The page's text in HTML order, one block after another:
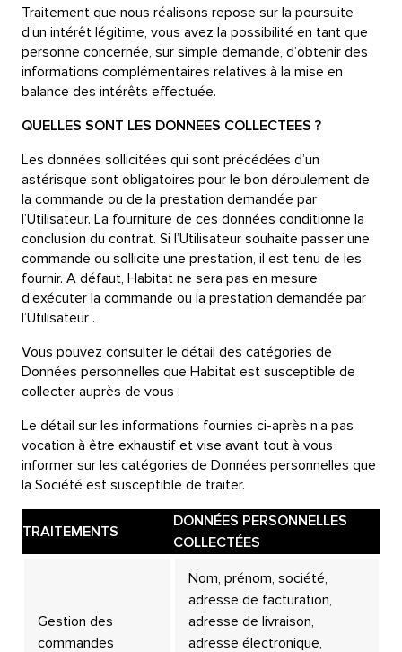
Traitement que nous réalisons repose sur la poursuite
d’un intérêt légitime, vous avez la possibilité en tant que
personne concernée, sur simple demande, d’obtenir des
informations complémentaires relatives à la mise en
balance des intérêts effectuée.
QUELLES SONT LES DONNEES COLLECTEES ?
Les données sollicitées qui sont précédées d’un
astérisque sont obligatoires pour le bon déroulement de
la commande ou de la prestation demandée par
l’Utilisateur. La fourniture de ces données conditionne la
conclusion du contrat. Si l’Utilisateur souhaite passer une
commande ou sollicite une prestation, il est tenu de les
fournir. A défaut, Habitat ne sera pas en mesure
d’exécuter la commande ou la prestation demandée par
l’Utilisateur .
Vous pouvez consulter le détail des catégories de
Données personnelles que Habitat est susceptible de
collecter auprès de vous :
Le détail sur les informations fournies ci-après n’a pas
vocation à être exhaustif et vise avant tout à vous
informer sur les catégories de Données personnelles que
la Société est susceptible de traiter.
TRAITEMENTS
DONNÉES PERSONNELLES
COLLECTÉES
Gestion des
commandes
Nom, prénom, société,
adresse de facturation,
adresse de livraison,
adresse électronique,